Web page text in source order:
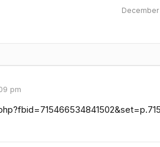
December
pm